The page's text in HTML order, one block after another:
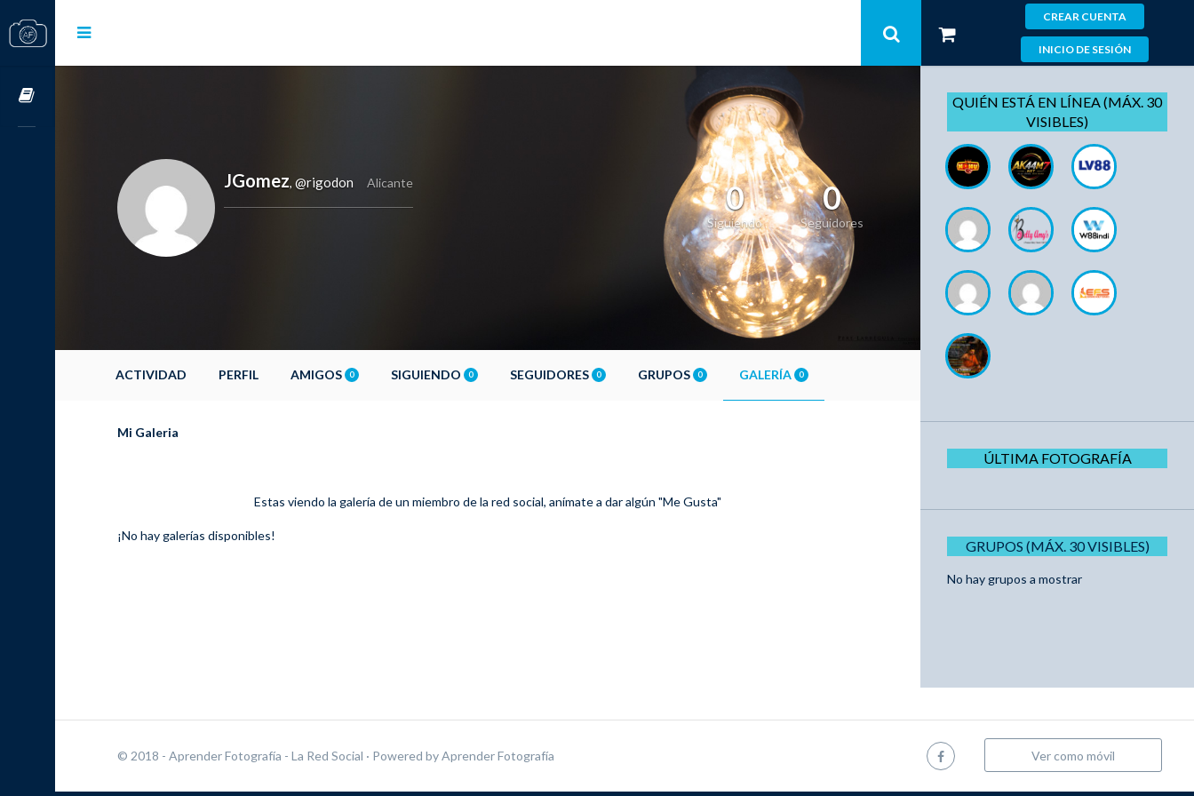
CREAR CUENTA
INICIO DE SESIÓN
JGomez, @rigodon Alicante 0
Siguiendo
0
Seguidores
ACTIVIDAD PERFIL AMIGOS 0 SIGUIENDO 0 SEGUIDORES 0 GRUPOS 0 GALERÍA 0
Mi Galeria
Estas viendo la galería de un miembro de la red social, anímate a dar algún "Me Gusta"
¡No hay galerías disponibles!
QUIÉN ESTÁ EN LÍNEA (MÁX. 30
VISIBLES)
ÚLTIMA FOTOGRAFÍA
GRUPOS (MÁX. 30 VISIBLES)
No hay grupos a mostrar
© 2018 - Aprender Fotografía - La Red Social · Powered byAprender Fotografía